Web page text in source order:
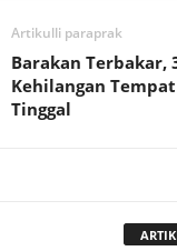
Artikulli paraprak
Barakan Terbakar,
Kehilangan Tempat
Tinggal